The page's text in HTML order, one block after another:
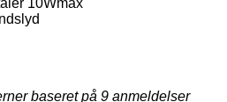
baseret på 9 anmeldelser